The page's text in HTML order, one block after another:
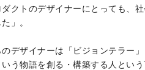
ダクトのデザイナーにとっても、
」。
のデザイナーは「ビジョンテラー
う物語を創る・構築する人とい